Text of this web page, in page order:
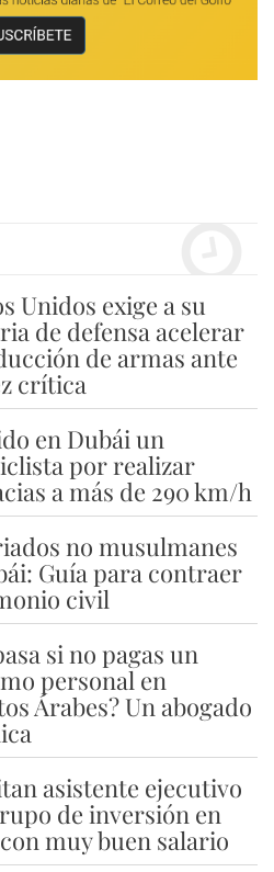
Unidos exige a su
de defensa acelerar
de armas ante
crítica
en Dubái un
por realizar
a más de 290 km/h
no musulmanes
Guía para contraer
civil
si no pagas un
personal en
Árabes? Un abogado
asistente ejecutivo
de inversión en
muy buen salario